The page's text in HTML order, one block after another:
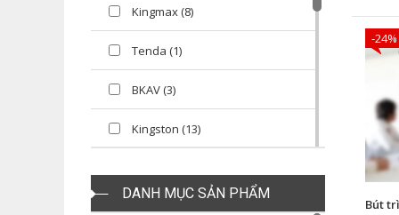
-24%
Bút
Kingmax (8)
Tenda (1)
BKAV (3)
Kingston (13)
DANH MỤC SẢN PHẨM